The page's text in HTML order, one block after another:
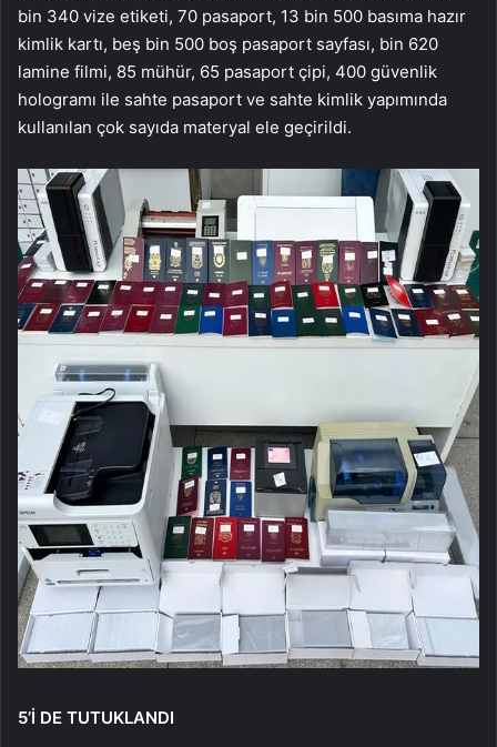
bin 340 vize etiketi, 70 pasaport, 13 bin 500 basıma hazır
kimlik kartı, beş bin 500 boş pasaport sayfası, bin 620
lamine filmi, 85 mühür, 65 pasaport çipi, 400 güvenlik
hologramı ile sahte pasaport ve sahte kimlik yapımında
kullanılan çok sayıda materyal ele geçirildi.
5’İ DE TUTUKLANDI